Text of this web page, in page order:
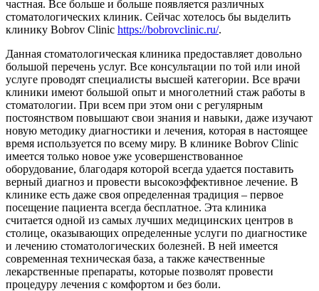
частная. Все больше и больше появляется различных
стоматологических клиник. Сейчас хотелось бы выделить
клинику Bobrov Clinic https://bobrovclinic.ru/.
Данная стоматологическая клиника предоставляет довольно
большой перечень услуг. Все консультации по той или иной
услуге проводят специалисты высшей категории. Все врачи
клиники имеют большой опыт и многолетний стаж работы в
стоматологии. При всем при этом они с регулярным
постоянством повышают свои знания и навыки, даже изучают
новую методику диагностики и лечения, которая в настоящее
время используется по всему миру. В клинике Bobrov Clinic
имеется только новое уже усовершенствованное
оборудование, благодаря которой всегда удается поставить
верный диагноз и провести высокоэффективное лечение. В
клинике есть даже своя определенная традиция – первое
посещение пациента всегда бесплатное. Эта клиника
считается одной из самых лучших медицинских центров в
столице, оказывающих определенные услуги по диагностике
и лечению стоматологических болезней. В ней имеется
современная техническая база, а также качественные
лекарственные препараты, которые позволят провести
процедуру лечения с комфортом и без боли.